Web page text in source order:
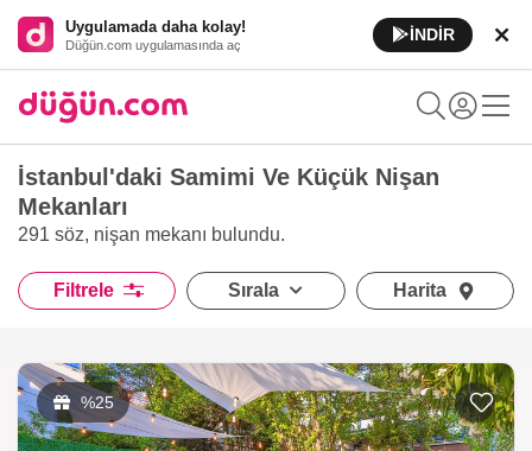
Uygulamada daha kolay!
Düğün.com uygulamasında aç
İNDİR
İstanbul'daki Samimi Ve Küçük Nişan
Mekanları
291 söz, nişan mekanı bulundu.
Filtrele Sırala Harita
%25